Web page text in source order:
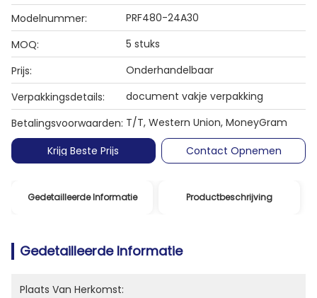
Modelnummer:
PRF480-24A30
MOQ:
5 stuks
Prijs:
Onderhandelbaar
Verpakkingsdetails:
document vakje verpakking
Betalingsvoorwaarden: T/T, Western Union, MoneyGram
Krijg Beste Prijs
Contact Opnemen
Gedetailleerde Informatie Productbeschrijving
Gedetailleerde Informatie
Plaats Van Herkomst: